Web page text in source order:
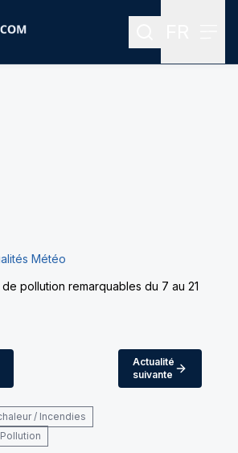
Rechercher
Météo
pollution remarquables du 7 au 21
Actualité
suivante
/ Incendies